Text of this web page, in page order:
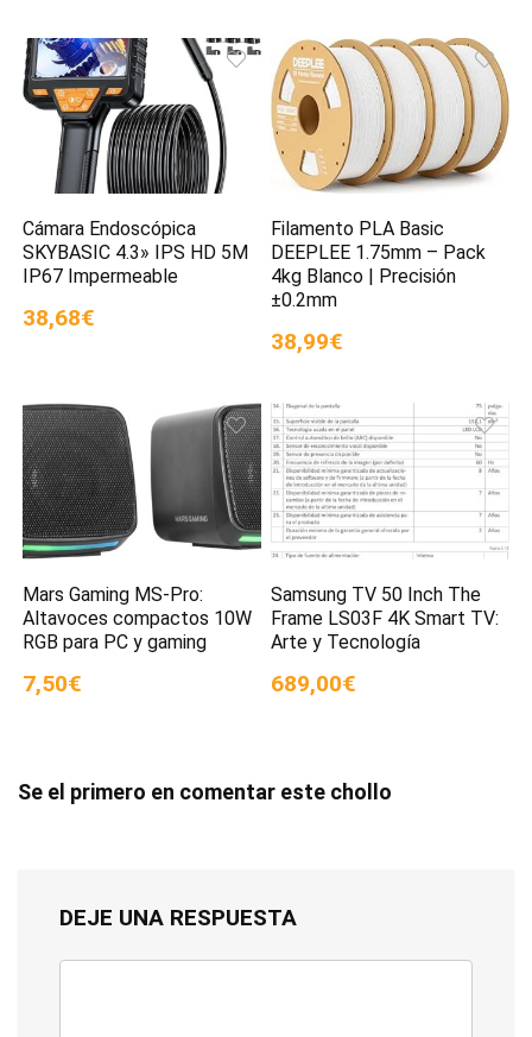
Cámara Endoscópica
SKYBASIC 4.3» IPS HD 5M
IP67 Impermeable
38,68€
Filamento PLA Basic
DEEPLEE 1.75mm – Pack
4kg Blanco | Precisión
±0.2mm
38,99€
Mars Gaming MS-Pro:
Altavoces compactos 10W
RGB para PC y gaming
7,50€
Samsung TV 50 Inch The
Frame LS03F 4K Smart TV:
Arte y Tecnología
689,00€
Se el primero en comentar este chollo
DEJE UNA RESPUESTA